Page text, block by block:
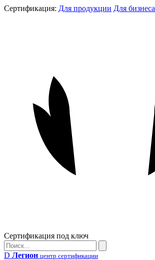
Сертификация: Для продукции Для бизнеса
Бейдж
Сертификация под ключ
Поиск
Поиск
D Легион центр сертификации